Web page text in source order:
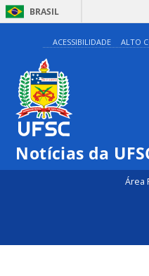
BRASIL
ACESSIBILIDADE ALTO
Notícias da
Área